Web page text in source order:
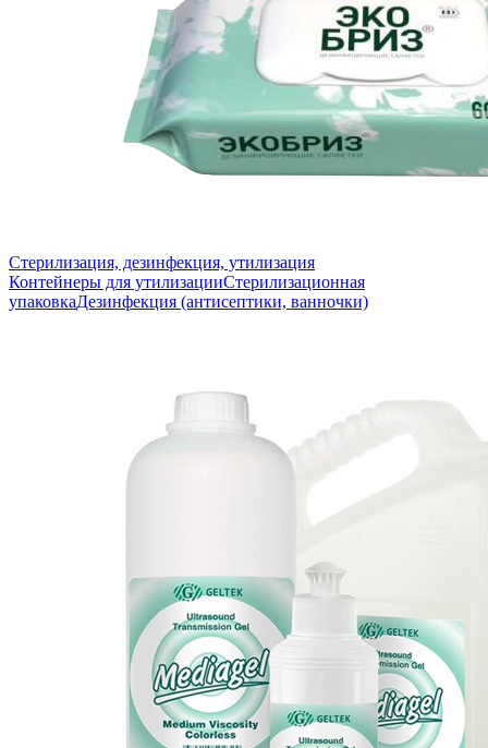
Стерилизация, дезинфекция, утилизация
Контейнеры для утилизацииСтерилизационная
упаковкаДезинфекция (антисептики, ванночки)